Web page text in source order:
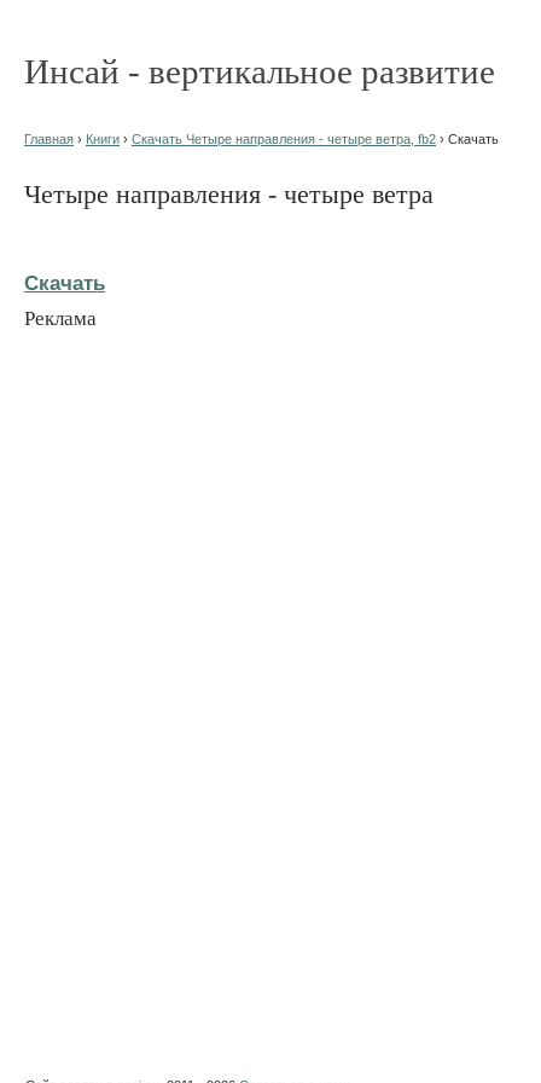
Инсай - вертикальное развитие
Главная › Книги › Скачать Четыре направления - четыре ветра, fb2 › Скачать
Четыре направления - четыре ветра
Скачать
Реклама